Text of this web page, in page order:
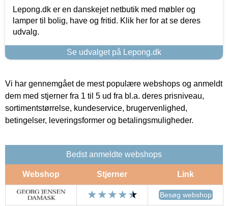
Lepong.dk er en danskejet netbutik med møbler og
lamper til bolig, have og fritid. Klik her for at se deres
udvalg.
Se udvalget på Lepong.dk
Vi har gennemgået de mest populære webshops og anmeldt
dem med stjerner fra 1 til 5 ud fra bl.a. deres prisniveau,
sortimentstørrelse, kundeservice, brugervenlighed,
betingelser, leveringsformer og betalingsmuligheder.
Bedst anmeldte webshops
Webshop Stjerner Link
Besøg webshop